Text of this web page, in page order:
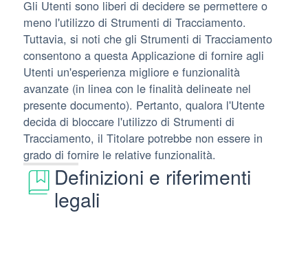
Gli Utenti sono liberi di decidere se permettere o
meno l'utilizzo di Strumenti di Tracciamento.
Tuttavia, si noti che gli Strumenti di Tracciamento
consentono a questa Applicazione di fornire agli
Utenti un'esperienza migliore e funzionalità
avanzate (in linea con le finalità delineate nel
presente documento). Pertanto, qualora l'Utente
decida di bloccare l'utilizzo di Strumenti di
Tracciamento, il Titolare potrebbe non essere in
grado di fornire le relative funzionalità.
Definizioni e riferimenti
legali